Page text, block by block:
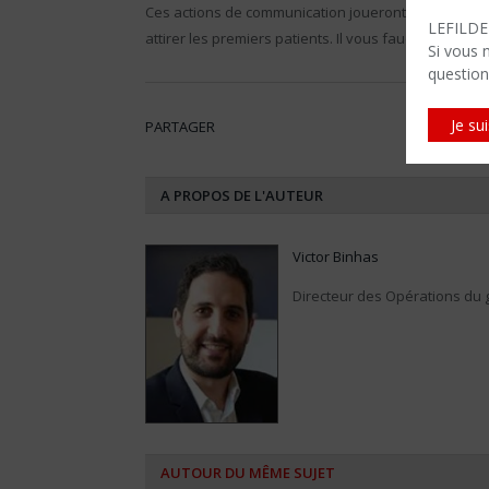
Si vous
Je
Ces actions de communication joueront un rôle
attirer les premiers patients. Il vous faudra ensuite
PARTAGER
A PROPOS DE L'AUTEUR
Victor Binhas
Directeur des Opérations du
AUTOUR DU MÊME SUJET